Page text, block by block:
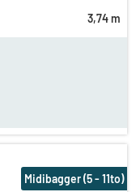
3,74 m
Midibagger (5 - 11to)